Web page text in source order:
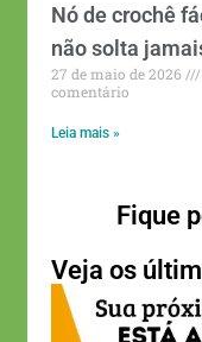
Nó de crochê
não solta
27 de maio de 2026
comentário
Leia mais »
Fique
Veja os